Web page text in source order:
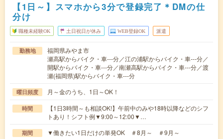
【1日～】スマホから3分で登録完了＊DMの仕
分け
職種未経験OK 土日祝日が休み WEB登録OK 派遣
勤務地
福岡県みやま市
瀬高駅からバイク・車---分／江の浦駅からバイク・車---分／
開駅からバイク・車---分／南瀬高駅からバイク・車---分／渡
瀬(福岡県)駅からバイク・車---分
曜日頻度 月～金のうち、1日～OK！
時間
【1日3時間～も相談OK!】午前中のみや18時以降などのシフ
トあり！シフト例▼9:00～12:00▼…
期間 ▼働きたい1日だけの単発OK ＃8月～ ＃9月～